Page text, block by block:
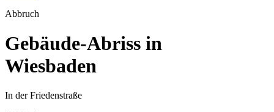
Abbruch
Gebäude-Abriss in
Wiesbaden
In der Friedenstraße